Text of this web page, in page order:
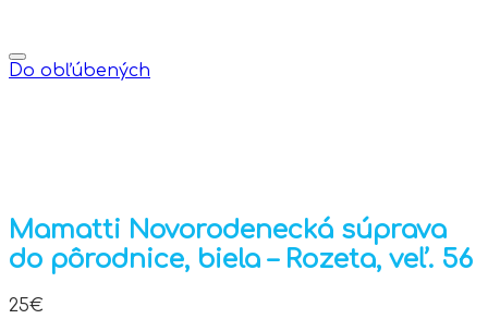
Do obľúbených
Mamatti Novorodenecká súprava
do pôrodnice, biela – Rozeta, veľ. 56
25€